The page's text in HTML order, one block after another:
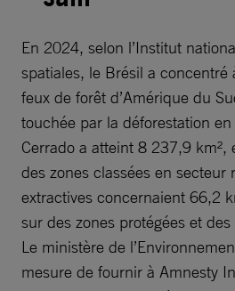
En 2024, selon l’Institut
spatiales, le Brésil a
feux de forêt d’Amérique du
touchée par la déforestation
Cerrado a atteint 8 237,9 km²,
des zones classées en secteur
extractives concernaient 66,2
sur des zones protégées et
Le ministère de
mesure de fournir à Amnesty